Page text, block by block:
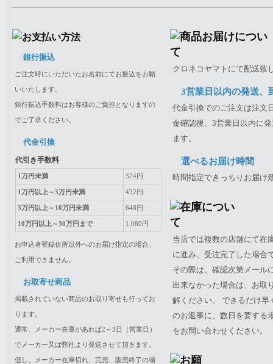
銀行振込
ご注文時にいただいたお名前にてお振込をお願
いいたします。
銀行振込手数料はお客様のご負担となりますの
でご了承ください。
代金引換
代引き手数料
1万円未満 324円
1万円以上～3万円未満 432円
3万円以上～10万円未満 648円
10万円以上～30万円まで 1,080円
お申込者登録住所以外へのお届け指定の場合、
ご利用できません。
お取寄せ商品
掲載されていない商品のお取り寄せも行ってお
ります。
通常、メーカー在庫があれば2～3日（営業日）
でメーカー又は弊社より発送させて頂きます。
但し、メーカー在庫切れ、完売、販売終了の場
クロネコヤマトにて配送致
3営業日以内の発送、
代金引換でのご注文は注文
金確認後、3営業日以内に
ます。
選べるお届け時間
時間指定できっちりお届け
当店では複数の店舗にて在
に進み、受注完了した場合
その際は、確認次第メール
出来なかった場合は、お取
解ください。 できるだけ
のお返事に、数日を要する
をお問い合わせください。